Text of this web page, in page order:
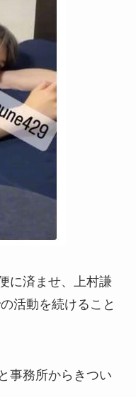
に済ませ、上村謙
活動を続けること
事務所からきつい